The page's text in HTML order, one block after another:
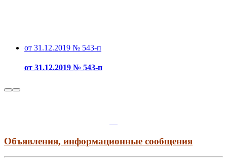
от 31.12.2019 № 543-п
от 31.12.2019 № 543-п
Объявления, информационные сообщения